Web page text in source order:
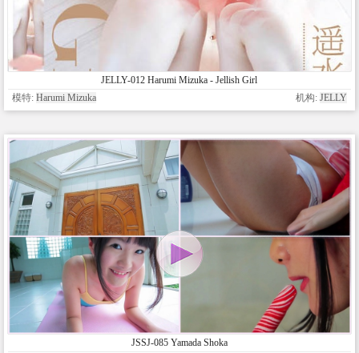
JELLY-012 Harumi Mizuka - Jellish Girl
模特: Harumi Mizuka 机构: JELLY
JSSJ-085 Yamada Shoka